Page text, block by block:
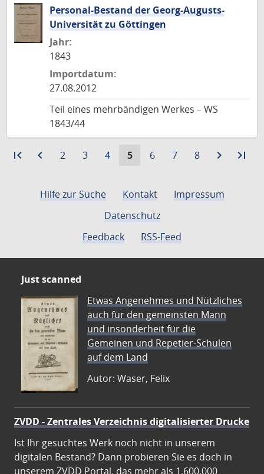
Personal-Bestand der Georg-Augusts-
Universität zu Göttingen
Jahr:
1843
Importdatum:
27.08.2012
Teil eines mehrbändigen Werkes – WS
1843/44
first_page
Zurnavigate_before
ZurGehe
2
Gehe
3
Gehe
4
Aktuelle
5
Gehe
6
Gehe
7
Gehe
8 navigate_next
Zurlast_page
Hilfe zur Suche
Kontakt
Impressum
Datenschutz
Feedback
RSS-Feed
Just scanned
Etwas Angenehmes und Nützliches
auch für den gemeinsten Mann
und insonderheit für die
Gemeinen und Repetier-Schulen
auf dem Land
Autor: Waser, Felix
ZVDD - Zentrales Verzeichnis digitalisierter Drucke
Ist Ihr gesuchtes Werk noch nicht in unserem
digitalen Bestand? Dann probieren Sie es doch in
unserem ZVDD Portal, das mehr als 1.600.000